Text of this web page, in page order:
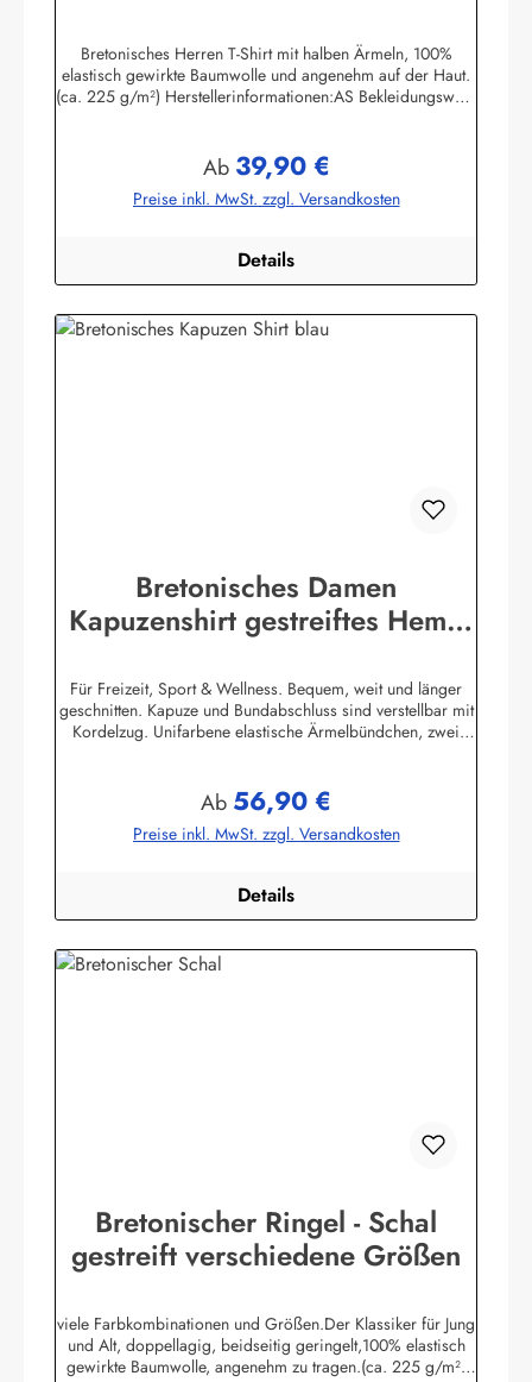
Bretonisches Herren T-Shirt mit halben Ärmeln, 100%
elastisch gewirkte Baumwolle und angenehm auf der Haut.
(ca. 225 g/m²) Herstellerinformationen:AS Bekleidungswerk
Regulärer Preis:
Ab 39,90 €
Preise inkl. MwSt. zzgl. Versandkosten
Details
Bretonisches Damen
Kapuzenshirt gestreiftes Hemd
Für Freizeit, Sport & Wellness. Bequem, weit und länger
geschnitten. Kapuze und Bundabschluss sind verstellbar mit
Kordelzug. Unifarbene elastische Ärmelbündchen, zwei
g/m²) Herstellerinformationen:AS Bekleidungswerk
GmbHHeglitzer Str. 1226409 Wittmundinfo@modas-
bekleidung.de
Regulärer Preis:
Ab 56,90 €
Preise inkl. MwSt. zzgl. Versandkosten
Details
Bretonischer Ringel - Schal
gestreift verschiedene Größen
viele Farbkombinationen und Größen.Der Klassiker für Jung
und Alt, doppellagig, beidseitig geringelt,100% elastisch
gewirkte Baumwolle, angenehm zu tragen.(ca. 225 g/m²)